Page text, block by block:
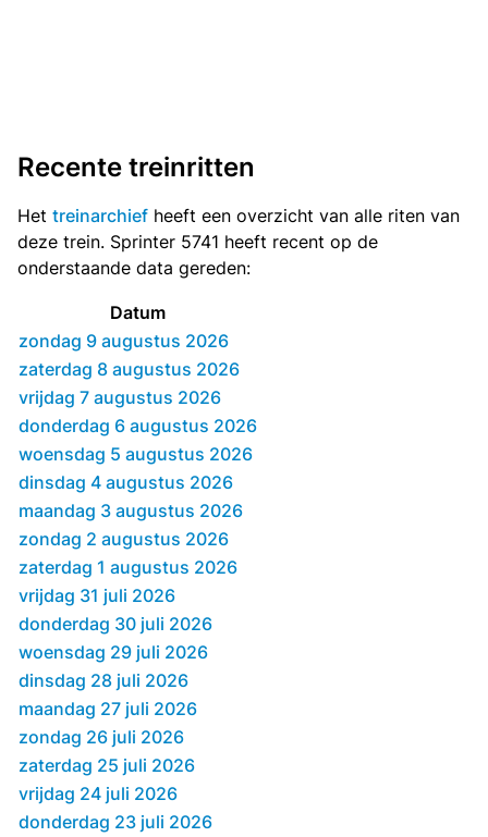
Recente treinritten
Het treinarchief heeft een overzicht van alle riten van
deze trein. Sprinter 5741 heeft recent op de
onderstaande data gereden:
Datum
zondag 9 augustus 2026
zaterdag 8 augustus 2026
vrijdag 7 augustus 2026
donderdag 6 augustus 2026
woensdag 5 augustus 2026
dinsdag 4 augustus 2026
maandag 3 augustus 2026
zondag 2 augustus 2026
zaterdag 1 augustus 2026
vrijdag 31 juli 2026
donderdag 30 juli 2026
woensdag 29 juli 2026
dinsdag 28 juli 2026
maandag 27 juli 2026
zondag 26 juli 2026
zaterdag 25 juli 2026
vrijdag 24 juli 2026
donderdag 23 juli 2026